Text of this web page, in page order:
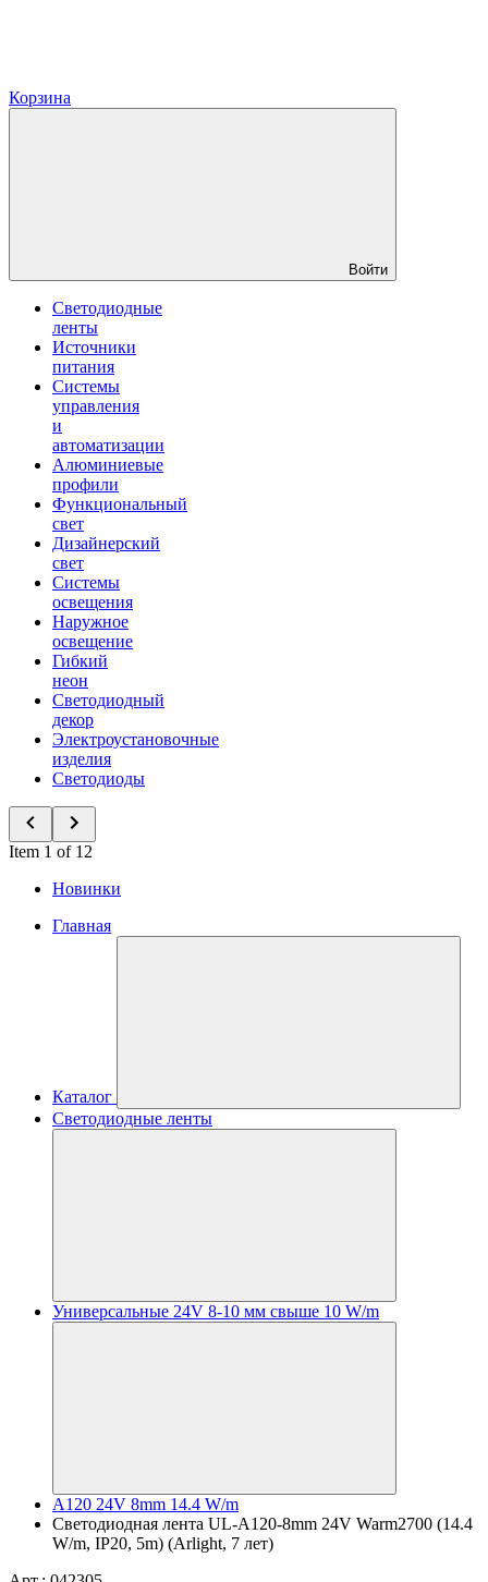
Корзина
Войти
Светодиодные
ленты
Источники
питания
Системы
управления
и
автоматизации
Алюминиевые
профили
Функциональный
свет
Дизайнерский
свет
Системы
освещения
Наружное
освещение
Гибкий
неон
Светодиодный
декор
Электроустановочные
изделия
Светодиоды
Item 1 of 12
Новинки
Главная
Каталог
Светодиодные ленты
Универсальные 24V 8-10 мм свыше 10 W/m
A120 24V 8mm 14.4 W/m
Светодиодная лента UL-A120-8mm 24V Warm2700 (14.4
W/m, IP20, 5m) (Arlight, 7 лет)